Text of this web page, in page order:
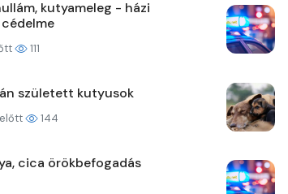
kutyameleg - házi
111
született kutyusok
144
cica örökbefogadás